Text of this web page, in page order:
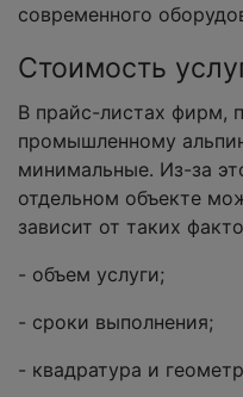
современного
Стоимость
В прайс-листах фирм,
промышленному
минимальные. Из-за
отдельном объекте
зависит от таких
- объем услуги;
- сроки выполнения;
- квадратура и